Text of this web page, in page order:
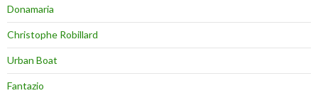
Donamaria
Christophe Robillard
Urban Boat
Fantazio